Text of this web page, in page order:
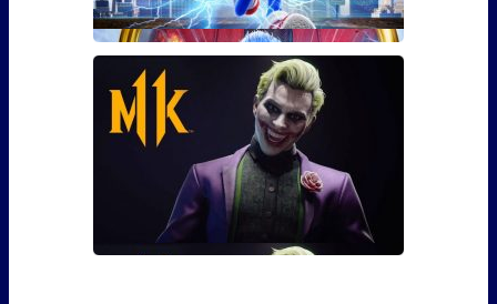
Сколько сцен после титров у
Соника?
Сейчас практически каждый фильм – это повод
задерж�